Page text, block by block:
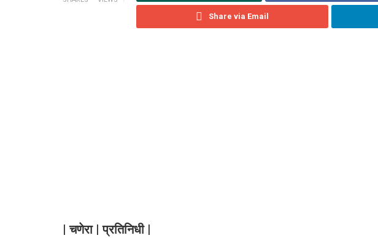
Share via Email
| चणेरा | प्रतिनिधी |